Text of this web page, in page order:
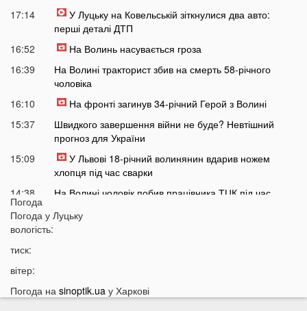
17:14
У Луцьку на Ковельській зіткнулися два авто:
перші деталі ДТП
16:52
На Волинь насувається гроза
16:39
На Волині тракторист збив на смерть 58-річного
чоловіка
16:10
На фронті загинув 34-річний Герой з Волині
15:37
Швидкого завершення війни не буде? Невтішний
прогноз для України
15:09
У Львові 18-річний волинянин вдарив ножем
хлопця під час сварки
14:38
На Волині чоловік побив працівника ТЦК під час
14:16
13:51
Українцям доведеться більше платити за комуналку:
Погода
Погода у Луцьку
вологість:
тиск:
вітер:
Погода на sinoptik.ua у Харкові